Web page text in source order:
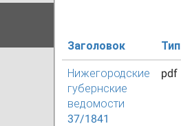
Заголовок Тип
Нижегородские
губернские
ведомости
37/1841
pdf